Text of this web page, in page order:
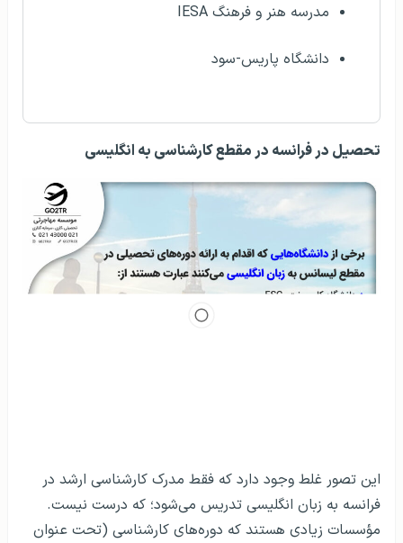
مدرسه هنر و فرهنگ IESA
دانشگاه پاریس-سود
تحصیل در فرانسه در مقطع کارشناسی به انگلیسی
این تصور غلط وجود دارد که فقط مدرک کارشناسی ارشد در
فرانسه به زبان انگلیسی تدریس می‌شود؛ که درست نیست.
مؤسسات زیادی هستند که دوره‌های کارشناسی (تحت عنوان